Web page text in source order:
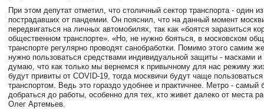
При этом депутат отметил, что столичный сектор транспорта - один
пострадавших от пандемии. Он пояснил, что на данный момент
передвигаться на личных автомобилях, так как «боятся заразиться
общественном транспорте». «Но, не нужно бояться, в московском
транспорте регулярно проводят санобработки. Помимо этого самим
нужно пользоваться средствами индивидуальной защиты - масками
думаю, что как только мы вернемся к привычному для нас режиму
будут привиты от COVID-19, тогда москвичи будут чаще
транспортом. Ведь это гораздо удобнее и практичнее. Метро - самый
добраться до работы, особенно для тех, кто живет далеко от места
Олег Артемьев.